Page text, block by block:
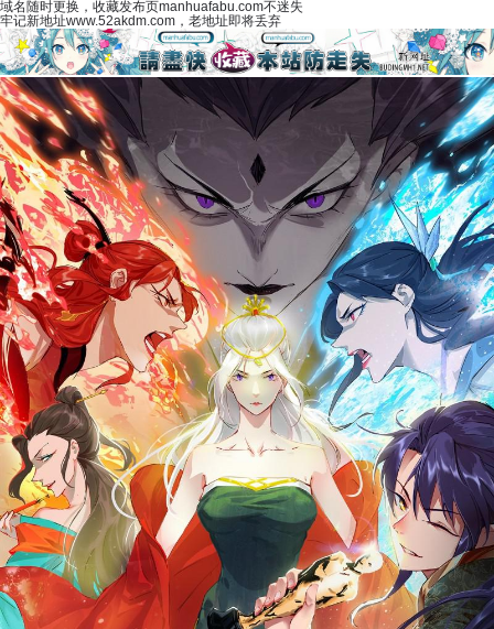
域名随时更换，收藏发布页manhuafabu.com不迷失
牢记新地址www.52akdm.com，老地址即将丢弃